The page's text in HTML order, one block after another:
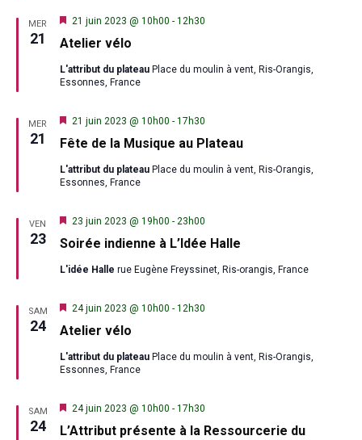
MER
21 Atelier vélo
Mis
avant
21 juin 2023 @ 10h00 - 12h30
L'attribut du plateau Place du moulin à vent, Ris-Orangis,
Essonnes, France
MER
21 Fête de la Musique au Plateau
Mis
avant
21 juin 2023 @ 10h00 - 17h30
L'attribut du plateau Place du moulin à vent, Ris-Orangis,
Essonnes, France
VEN
23 Soirée indienne à L’Idée Halle
Mis
avant
23 juin 2023 @ 19h00 - 23h00
L'idée Halle rue Eugène Freyssinet, Ris-orangis, France
SAM
24 Atelier vélo
Mis
avant
24 juin 2023 @ 10h00 - 12h30
L'attribut du plateau Place du moulin à vent, Ris-Orangis,
Essonnes, France
SAM
24
L’Attribut présente à la Ressourcerie du
Mis
avant
24 juin 2023 @ 10h00 - 17h30